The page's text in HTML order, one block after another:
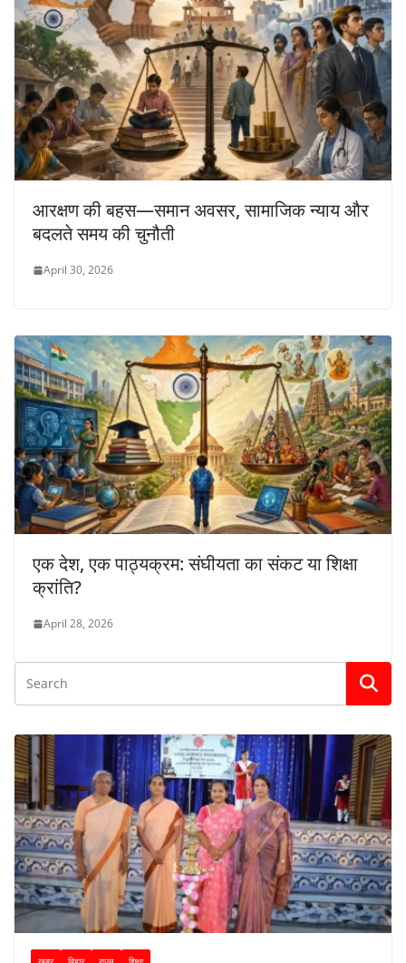
आरक्षण की बहस—समान अवसर, सामाजिक न्याय और
बदलते समय की चुनौती
April 30, 2026
एक देश, एक पाठ्यक्रम: संघीयता का संकट या शिक्षा
क्रांति?
April 28, 2026